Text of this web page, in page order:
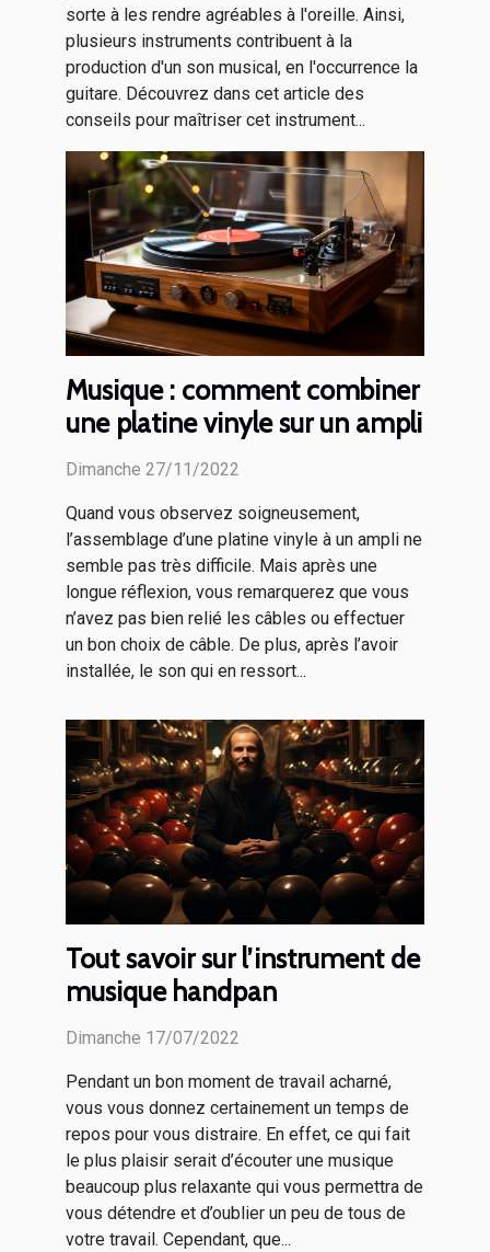
sorte à les rendre agréables à l'oreille. Ainsi,
plusieurs instruments contribuent à la
production d'un son musical, en l'occurrence la
guitare. Découvrez dans cet article des
conseils pour maîtriser cet instrument...
Musique : comment combiner
une platine vinyle sur un ampli
Dimanche 27/11/2022
Quand vous observez soigneusement,
l’assemblage d’une platine vinyle à un ampli ne
semble pas très difficile. Mais après une
longue réflexion, vous remarquerez que vous
n’avez pas bien relié les câbles ou effectuer
un bon choix de câble. De plus, après l’avoir
installée, le son qui en ressort...
Tout savoir sur l’instrument de
musique handpan
Dimanche 17/07/2022
Pendant un bon moment de travail acharné,
vous vous donnez certainement un temps de
repos pour vous distraire. En effet, ce qui fait
le plus plaisir serait d’écouter une musique
beaucoup plus relaxante qui vous permettra de
vous détendre et d’oublier un peu de tous de
votre travail. Cependant, que...